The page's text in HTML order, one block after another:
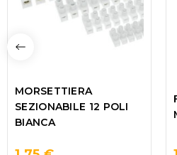
MORSETTIERA
SEZIONABILE 12 POLI
BIANCA